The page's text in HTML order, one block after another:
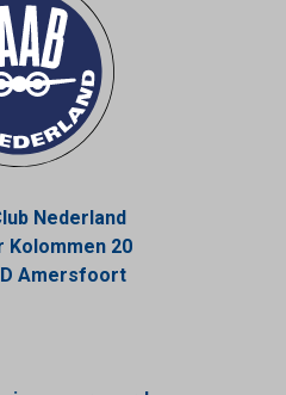
Nederland
Kolommen 20
Amersfoort